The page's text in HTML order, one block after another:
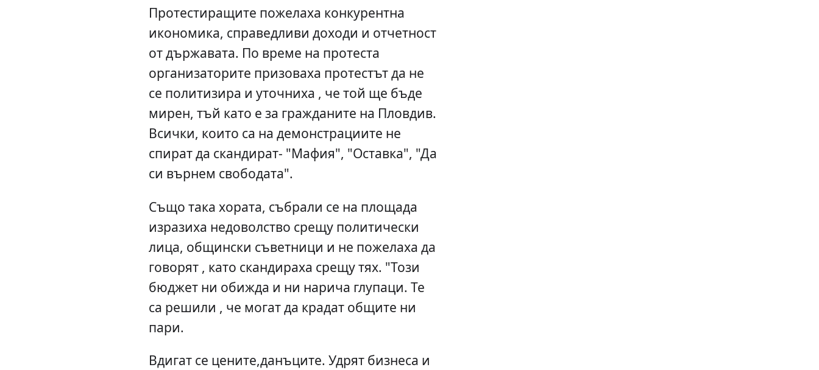
Протестиращите пожелаха конкурентна
икономика, справедливи доходи и отчетност
от държавата. По време на протеста
организаторите призоваха протестът да не
се политизира и уточниха , че той ще бъде
мирен, тъй като е за гражданите на Пловдив.
Всички, които са на демонстрациите не
спират да скандират- "Мафия", "Оставка", "Да
си върнем свободата".
Също така хората, събрали се на площада
изразиха недоволство срещу политически
лица, общински съветници и не пожелаха да
говорят , като скандираха срещу тях. "Този
бюджет ни обижда и ни нарича глупаци. Те
са решили , че могат да крадат общите ни
пари.
Вдигат се цените,данъците. Удрят бизнеса и